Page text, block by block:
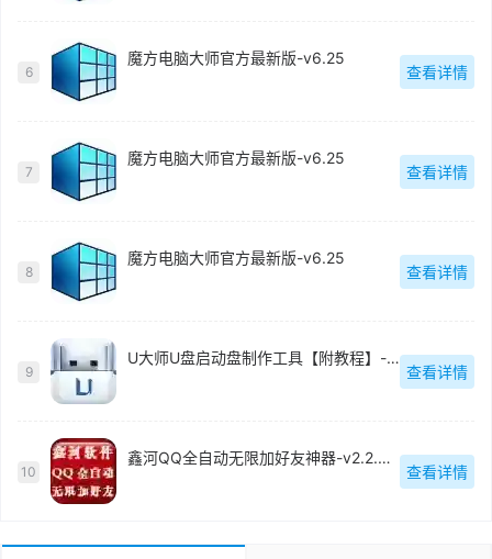
6
魔方电脑大师官方最新版-v6.25
查看详情
7
魔方电脑大师官方最新版-v6.25
查看详情
8
魔方电脑大师官方最新版-v6.25
查看详情
9
U大师U盘启动盘制作工具【附教程】-v【】
查看详情
10
鑫河QQ全自动无限加好友神器-v2.2.3.6
查看详情